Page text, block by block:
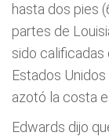
hasta dos pies
partes de
sido
Estados
azotó la costa
Edwards dijo